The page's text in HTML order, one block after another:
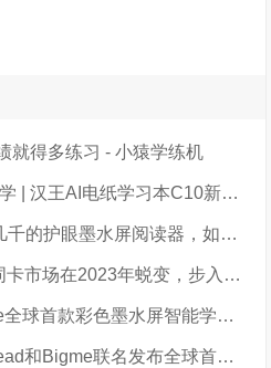
就得多练习 - 小猿学练机
汉王AI电纸学习本C10新品上市
眼墨水屏阅读器，如何给孩子选？
蜕变，步入2.0阶段；百词斩超过喵喵机暂列第一
水屏智能学练本B2重磅升级新增大量实用功能
联名发布全球首款彩色墨水屏智能学练本B2